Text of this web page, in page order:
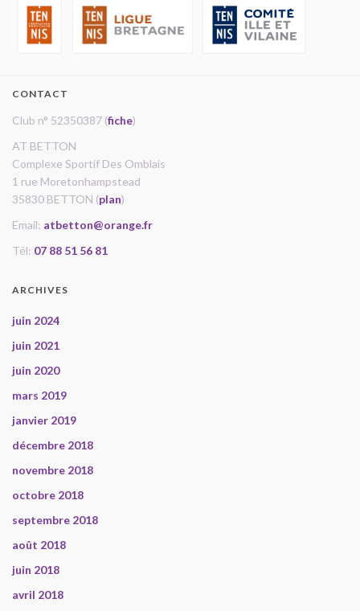
CONTACT
Club n° 52350387 (fiche)
AT BETTON
Complexe Sportif Des Omblais
1 rue Moretonhampstead
35830 BETTON (plan)
Email: atbetton@orange.fr
Tél: 07 88 51 56 81
ARCHIVES
juin 2024
juin 2021
juin 2020
mars 2019
janvier 2019
décembre 2018
novembre 2018
octobre 2018
septembre 2018
août 2018
juin 2018
avril 2018